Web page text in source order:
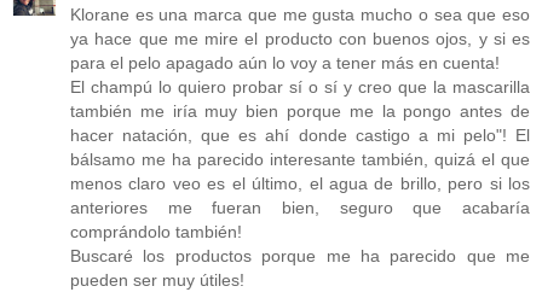
Klorane es una marca que me gusta mucho o sea que eso
ya hace que me mire el producto con buenos ojos, y si es
para el pelo apagado aún lo voy a tener más en cuenta!
El champú lo quiero probar sí o sí y creo que la mascarilla
también me iría muy bien porque me la pongo antes de
hacer natación, que es ahí donde castigo a mi pelo"! El
bálsamo me ha parecido interesante también, quizá el que
menos claro veo es el último, el agua de brillo, pero si los
anteriores me fueran bien, seguro que acabaría
comprándolo también!
Buscaré los productos porque me ha parecido que me
pueden ser muy útiles!